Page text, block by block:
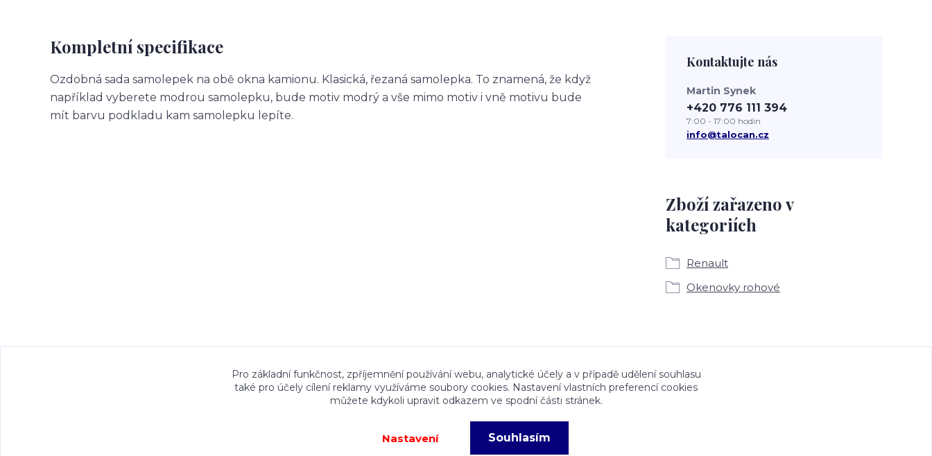
Kompletní specifikace
Ozdobná sada samolepek na obě okna kamionu. Klasická, řezaná samolepka. To znamená, že když
například vyberete modrou samolepku, bude motiv modrý a vše mimo motiv i vně motivu bude
mít barvu podkladu kam samolepku lepíte.
Zboží zařazeno v
kategoriích
Renault
Okenovky rohové
Kontaktujte nás
Martin Synek
+420 776 111 394
7:00 - 17:00 hodin
info@talocan.cz
Veškeré fotografie, grafické návrhy, vizualizace a textový obsah zveřejněný na stránkách Talocan.cz a CeskeSamolepky.cz jsou chráněny autorským
právem. Jejich použití bez předchozího písemného souhlasu provozovatele je zakázáno.
Pro základní funkčnost, zpříjemnění používání webu, analytické účely a v případě udělení souhlasu
také pro účely cílení reklamy využíváme soubory cookies. Nastavení vlastních preferencí cookies
můžete kdykoli upravit odkazem ve spodní části stránek.
Nastavení Souhlasím